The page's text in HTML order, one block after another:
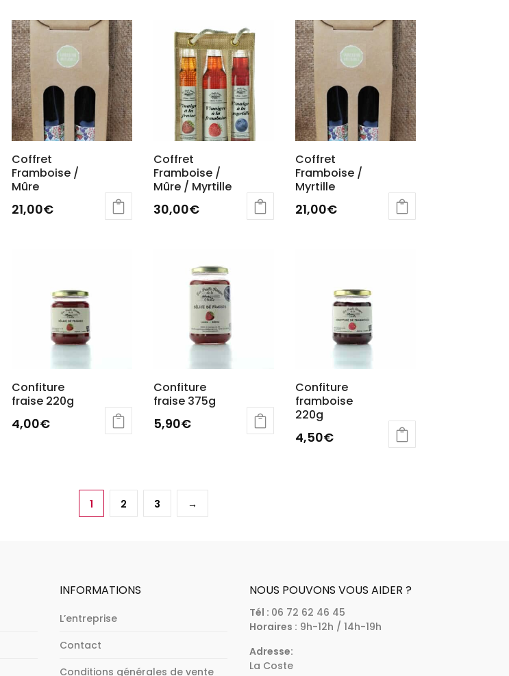
Coffret
Framboise /
Mûre
21,00€
Coffret
Framboise /
Mûre / Myrtille
30,00€
Coffret
Framboise /
Myrtille
21,00€
Confiture
fraise 220g
4,00€
Confiture
fraise 375g
5,90€
Confiture
framboise
220g
4,50€
1 2 3 →
INFORMATIONS
L’entreprise
Contact
Conditions générales de vente
NOUS POUVONS VOUS AIDER ?
Tél : 06 72 62 46 45
Horaires : 9h-12h / 14h-19h
Adresse:
La Coste